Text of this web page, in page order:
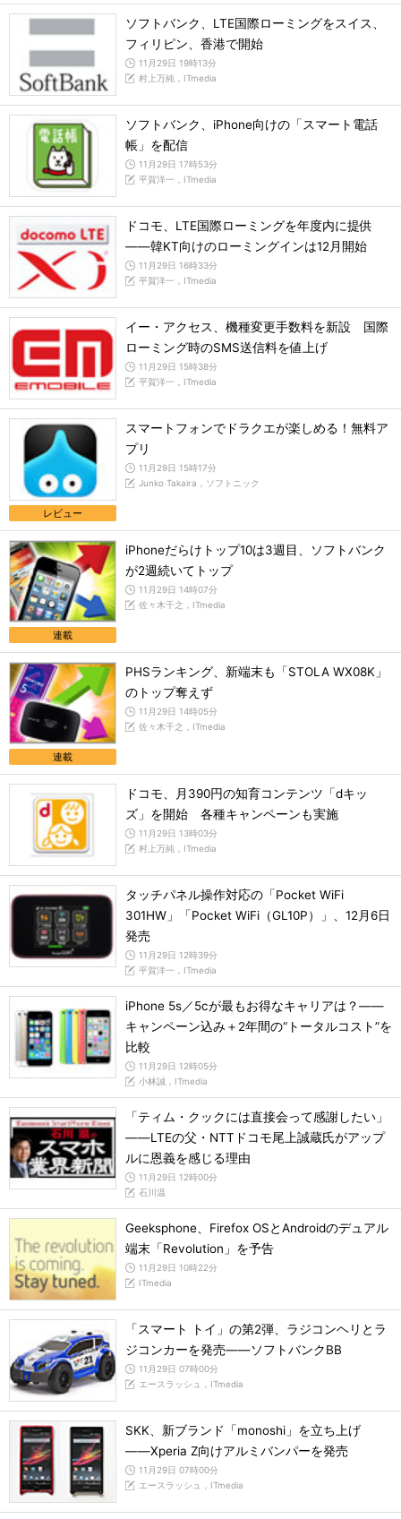
ソフトバンク、LTE国際ローミングをスイス、
フィリピン、香港で開始
11月29日 19時13分
村上万純，ITmedia
ソフトバンク、iPhone向けの「スマート電話
帳」を配信
11月29日 17時53分
平賀洋一，ITmedia
ドコモ、LTE国際ローミングを年度内に提供
――韓KT向けのローミングインは12月開始
11月29日 16時33分
平賀洋一，ITmedia
イー・アクセス、機種変更手数料を新設 国際
ローミング時のSMS送信料を値上げ
11月29日 15時38分
平賀洋一，ITmedia
レビュー
スマートフォンでドラクエが楽しめる！無料ア
プリ
11月29日 15時17分
Junko Takaira，ソフトニック
連載
iPhoneだらけトップ10は3週目、ソフトバンク
が2週続いてトップ
11月29日 14時07分
佐々木千之，ITmedia
連載
PHSランキング、新端末も「STOLA WX08K」
のトップ奪えず
11月29日 14時05分
佐々木千之，ITmedia
ドコモ、月390円の知育コンテンツ「dキッ
ズ」を開始 各種キャンペーンも実施
11月29日 13時03分
村上万純，ITmedia
タッチパネル操作対応の「Pocket WiFi
301HW」「Pocket WiFi（GL10P）」、12月6日
発売
11月29日 12時39分
平賀洋一，ITmedia
iPhone 5s／5cが最もお得なキャリアは？――
キャンペーン込み＋2年間の“トータルコスト”を
比較
11月29日 12時05分
小林誠，ITmedia
「ティム・クックには直接会って感謝したい」
――LTEの父・NTTドコモ尾上誠蔵氏がアップ
ルに恩義を感じる理由
11月29日 12時00分
石川温
Geeksphone、Firefox OSとAndroidのデュアル
端末「Revolution」を予告
11月29日 10時22分
ITmedia
「スマート トイ」の第2弾、ラジコンヘリとラ
ジコンカーを発売――ソフトバンクBB
11月29日 07時00分
エースラッシュ，ITmedia
SKK、新ブランド「monoshi」を立ち上げ
――Xperia Z向けアルミバンパーを発売
11月29日 07時00分
エースラッシュ，ITmedia